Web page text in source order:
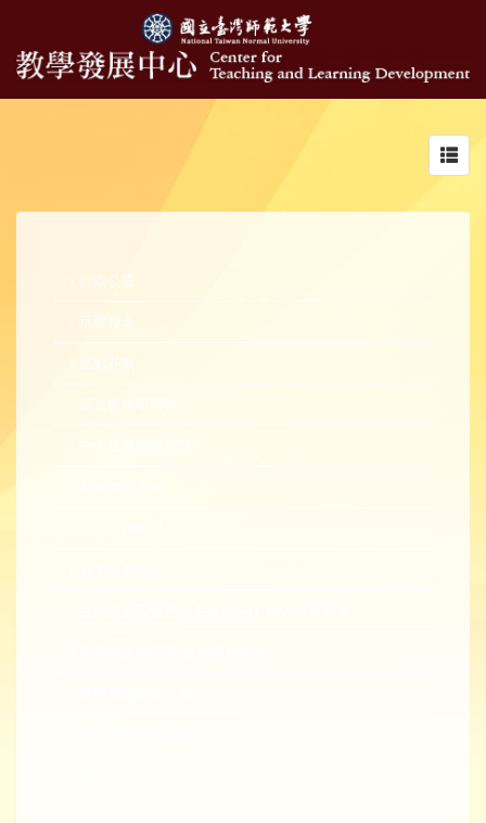
行政公告
活動報名
活動花絮
新進教師研習營